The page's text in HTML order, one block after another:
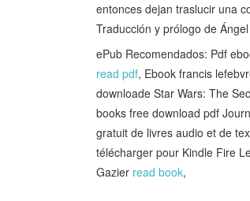
entonces dejan traslucir una
Traducción y prólogo de
ePub Recomendados: Pdf
read pdf, Ebook francis
downloade Star Wars: The
books free download pdf
gratuit de livres audio et de
télécharger pour Kindle Fire
Gazier read book,